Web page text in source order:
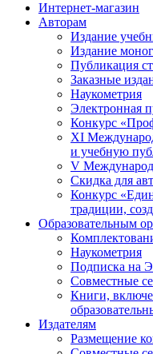
Интернет-магазин
Авторам
Издание
Издание
Публикация
Заказные
Наукометрия
Электронная
Конкурс
XI
и учебную
V
Скидка для
Конкурс
традиции,
Образовательным
Наукометрия
Подписка на
Совместные
Книги,
Издателям
Размещение